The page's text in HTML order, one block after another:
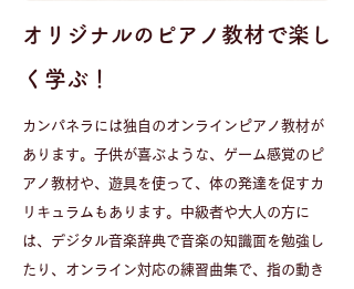
​オリジナルのピアノ教材で楽し
く学ぶ！
​​カンパネラには独自のオンラインピアノ教材が
あります。子供が喜ぶような、ゲーム感覚のピ
アノ教材や、遊具を使って、体の発達を促すカ
リキュラムもあります。中級者や大人の方に
は、デジタル音楽辞典で音楽の知識面を勉強し
たり、オンライン対応の練習曲集で、指の動き